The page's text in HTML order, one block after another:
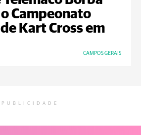
Campeonato
Kart Cross em
CAMPOS GERAIS
PUBLICIDADE